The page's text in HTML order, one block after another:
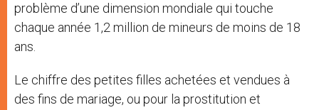
problème d’une dimension mondiale qui touche
chaque année 1,2 million de mineurs de moins de 18
ans.
Le chiffre des petites filles achetées et vendues à
des fins de mariage, ou pour la prostitution et